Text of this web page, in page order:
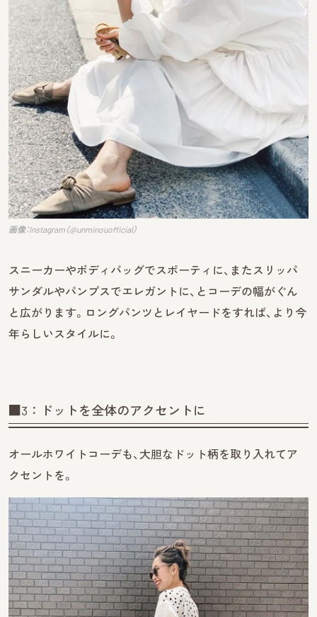
画像：Instagram（@unminouofficial）
スニーカーやボディバッグでスポーティに、またスリッパ
サンダルやパンプスでエレガントに、とコーデの幅がぐん
と広がります。ロングパンツとレイヤードをすれば、より今
年らしいスタイルに。
■3：ドットを全体のアクセントに
オールホワイトコーデも、大胆なドット柄を取り入れてア
クセントを。